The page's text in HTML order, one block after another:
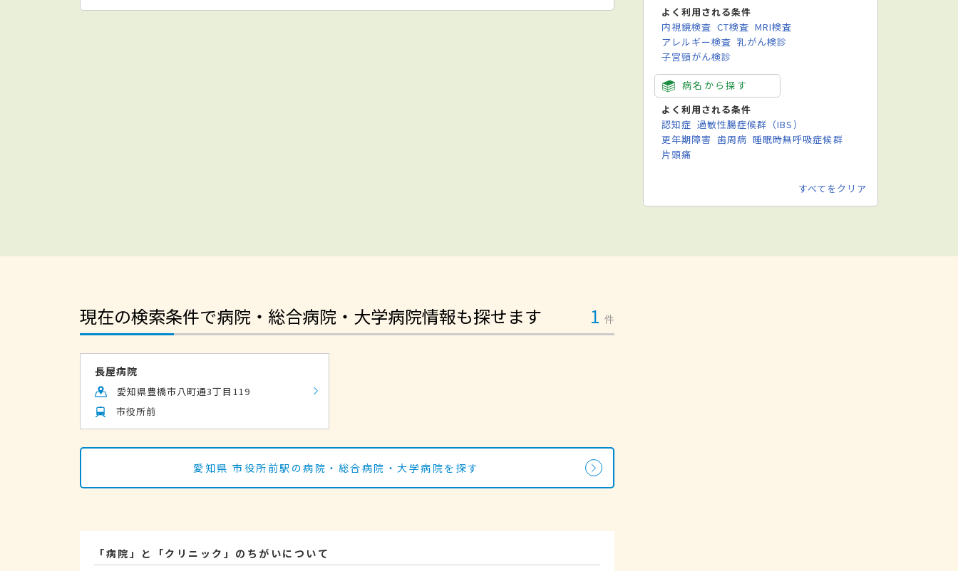
よく利用される条件
内視鏡検査 CT検査 MRI検査
アレルギー検査 乳がん検診
子宮頸がん検診
病名から探す
よく利用される条件
認知症 過敏性腸症候群（IBS）
更年期障害 歯周病 睡眠時無呼吸症候群
片頭痛
すべてをクリア
現在の検索条件で病院・総合病院・大学病院情報も探せます 1 件
長屋病院
愛知県豊橋市八町通3丁目119
市役所前
愛知県 市役所前駅の病院・総合病院・大学病院を探す
「病院」と「クリニック」のちがいについて